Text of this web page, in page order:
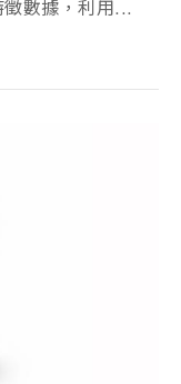
數據，利用...